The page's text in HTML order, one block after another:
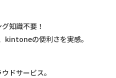
知識不要！
kintoneの便利さを実感。
ドサービス。